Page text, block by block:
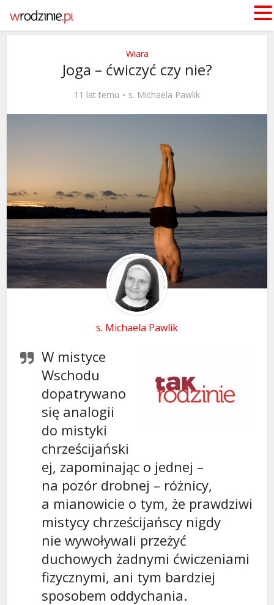
Wiara
Joga – ćwiczyć czy nie?
11 lat temu s. Michaela Pawlik
s. Michaela Pawlik
W mistyce
Wschodu
dopatrywano
się analogii
do mistyki
chrześcijański
ej, zapominając o jednej –
na pozór drobnej – różnicy,
a mianowicie o tym, że prawdziwi
mistycy chrześcijańscy nigdy
nie wywoływali przeżyć
duchowych żadnymi ćwiczeniami
fizycznymi, ani tym bardziej
sposobem oddychania.